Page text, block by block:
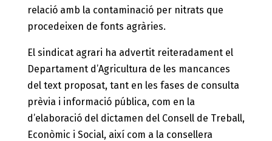
relació amb la contaminació per nitrats que
procedeixen de fonts agràries.
El sindicat agrari ha advertit reiteradament el
Departament d’Agricultura de les mancances
del text proposat, tant en les fases de consulta
prèvia i informació pública, com en la
d’elaboració del dictamen del Consell de Treball,
Econòmic i Social, així com a la consellera